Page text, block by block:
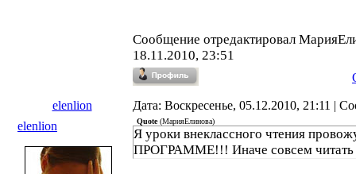
Сообщение отредактировал
18.11.2010, 23:51
elenlion
Дата: Воскресенье, 05.12.2010, 21:11 |
elenlion
Quote(МарияЕлинова)
Я уроки внеклассного чтения
ПРОГРАММЕ!!! Иначе совсем читать